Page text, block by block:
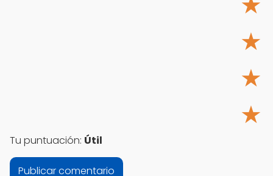
★
★
★
Tu puntuación: Útil